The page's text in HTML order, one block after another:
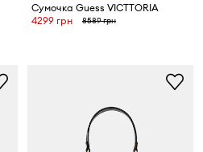
Сумочка Guess VICTTORIA
4299 грн
8589 грн